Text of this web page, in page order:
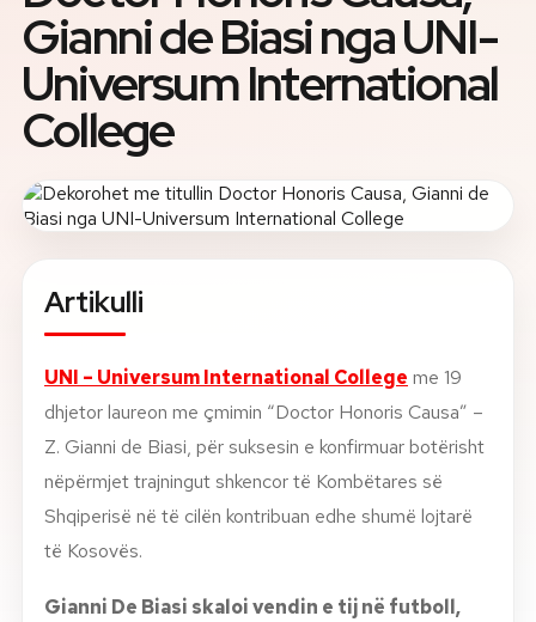
Jeta Studentore
Ndërkombëtare
Fuqizuar nga ASU
Lajme
Kontakti
GJUHA
EN
AL Apliko Kërko info
UMS Staff
UMS Students
Gianni de Biasi nga UNI-
Universum International
College
Artikulli
UNI – Universum International College me 19
dhjetor laureon me çmimin “Doctor Honoris Causa” –
Z. Gianni de Biasi, për suksesin e konfirmuar botërisht
nëpërmjet trajningut shkencor të Kombëtares së
Shqiperisë në të cilën kontribuan edhe shumë lojtarë
të Kosovës.
Gianni De Biasi skaloi vendin e tij në futboll,